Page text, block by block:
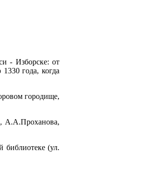
- Изборске: от
года, когда
городище,
А.А.Проханова,
библиотеке (ул.